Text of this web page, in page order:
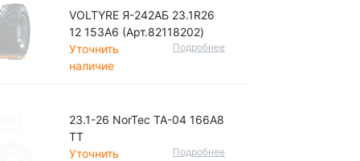
VOLTYRE Я-242АБ 23.1R26
12 153A6 (Арт.82118202)
Уточнить
наличие
Подробнее
23.1-26 NorTec TA-04 166A8
TT
Уточнить
Подробнее